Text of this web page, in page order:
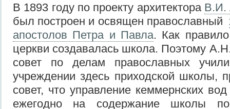
В 1893 году по проекту архитектора В.И.
был построен и освящен православный
апостолов Петра и Павла. Как
церкви создавалась школа. Поэтому
совет по делам православных
учреждении здесь приходской школы,
совет, что управление кеммернских вод
ежегодно на содержание школы